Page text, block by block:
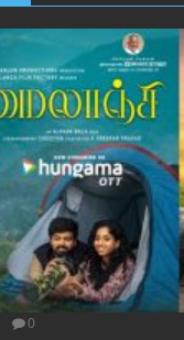
0